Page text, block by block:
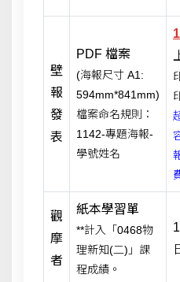
壁
報
發
表
PDF 檔案
(海報尺寸 A1:
594mm*841mm)
檔案命名規則：
1142-專題海報-
學號姓名
觀
摩
者
紙本學習單
**計入「0468物
理新知(二)」課
程成績。